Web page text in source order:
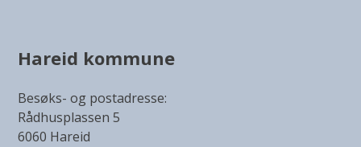
Hareid kommune
Besøks- og postadresse:
Rådhusplassen 5
6060 Hareid